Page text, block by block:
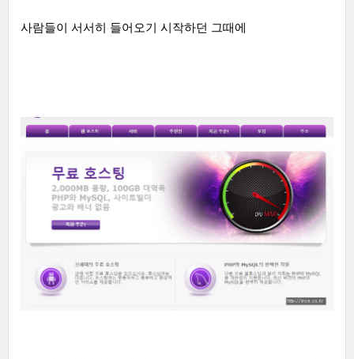
사람들이 서서히 들어오기 시작하던 그때에